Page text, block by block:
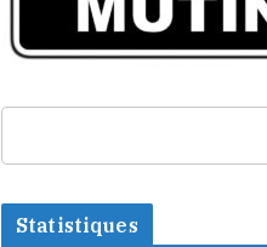
Statistiques